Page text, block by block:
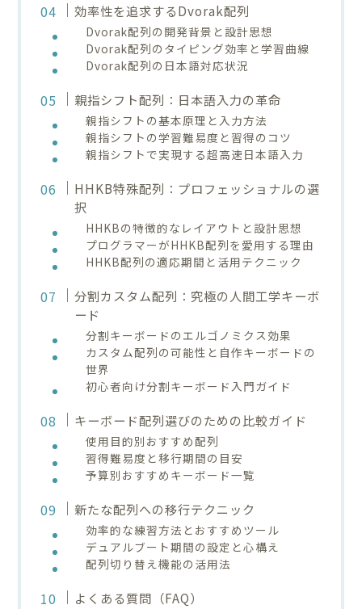
効率性を追求するDvorak配列
Dvorak配列の開発背景と設計思想
Dvorak配列のタイピング効率と学習曲線
Dvorak配列の日本語対応状況
親指シフト配列：日本語入力の革命
親指シフトの基本原理と入力方法
親指シフトの学習難易度と習得のコツ
親指シフトで実現する超高速日本語入力
HHKB特殊配列：プロフェッショナルの選
択
HHKBの特徴的なレイアウトと設計思想
プログラマーがHHKB配列を愛用する理由
HHKB配列の適応期間と活用テクニック
分割カスタム配列：究極の人間工学キーボ
ード
分割キーボードのエルゴノミクス効果
カスタム配列の可能性と自作キーボードの
世界
初心者向け分割キーボード入門ガイド
キーボード配列選びのための比較ガイド
使用目的別おすすめ配列
習得難易度と移行期間の目安
予算別おすすめキーボード一覧
新たな配列への移行テクニック
効率的な練習方法とおすすめツール
デュアルブート期間の設定と心構え
配列切り替え機能の活用法
よくある質問（FAQ）